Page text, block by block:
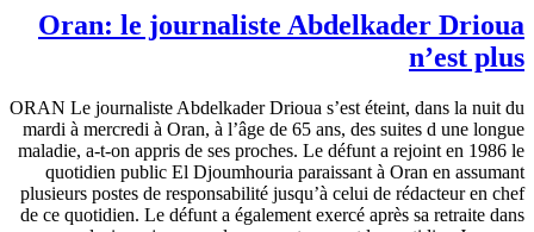
Oran: le journaliste Abdelkader Drioua
n’est plus
ORAN Le journaliste Abdelkader Drioua s’est éteint, dans la nuit du
mardi à mercredi à Oran, à l’âge de 65 ans, des suites d une longue
maladie, a-t-on appris de ses proches. Le défunt a rejoint en 1986 le
quotidien public El Djoumhouria paraissant à Oran en assumant
plusieurs postes de responsabilité jusqu’à celui de rédacteur en chef
de ce quotidien. Le défunt a également exercé après sa retraite dans